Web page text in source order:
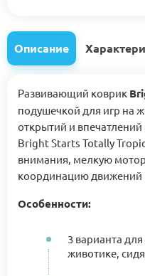
Описание
Развивающий коврик
подушечкой для игр на
открытий и
Bright Starts Totally
внимания, мелкую
координацию движений
Особенности:
3 варианта
животике,